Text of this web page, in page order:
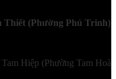
Thiết (Phường Phú Trinh)
Hiệp (Phường Tam Hoà